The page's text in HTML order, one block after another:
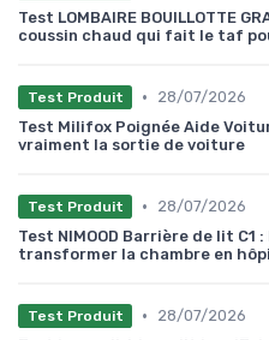
Test LOMBAIRE BOUILLOTTE
coussin chaud qui fait le taf
Test Produit •
28/07/2026
Test Milifox Poignée Aide
vraiment la sortie de voiture
Test Produit •
28/07/2026
Test NIMOOD Barrière de lit C1
transformer la chambre en
Test Produit •
28/07/2026